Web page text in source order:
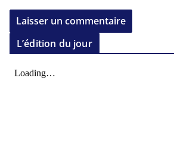
L’édition du jour